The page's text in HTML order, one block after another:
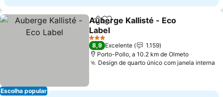
Escolha popular
PartilharAdicionar aos favoritos
Auberge Kallisté - Eco
Label
3 Estrelas
8,9 Excelente
1.159
Porto-Pollo, a 10.2 km de Olmeto
Design de quarto único com janela interna